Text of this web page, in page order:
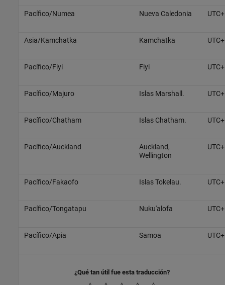
Pacífico/Numea Nueva Caledonia
Asia/Kamchatka Kamchatka
Pacífico/Fiyi Fiyi
Pacífico/Majuro Islas Marshall.
Pacífico/Chatham Islas Chatham.
Pacífico/Auckland
Auckland,
Wellington
Pacífico/Fakaofo Islas Tokelau.
Pacífico/Tongatapu Nuku'alofa
Pacífico/Apia Samoa
¿Qué tan útil fue esta traducción?